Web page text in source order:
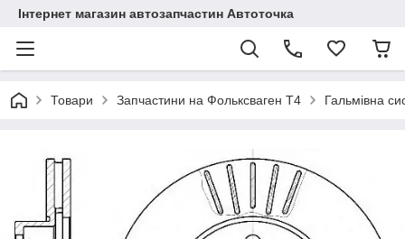
Інтернет магазин автозапчастин Автоточка
Товари Запчастини на Фольксваген Т4 Гальмівна